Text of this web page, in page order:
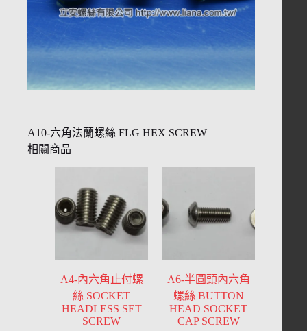
A10-六角法蘭螺絲 FLG HEX SCREW
相關商品
A4-內六角止付螺
絲 SOCKET
HEADLESS SET
SCREW
A6-半圓頭內六角
螺絲 BUTTON
HEAD SOCKET
CAP SCREW